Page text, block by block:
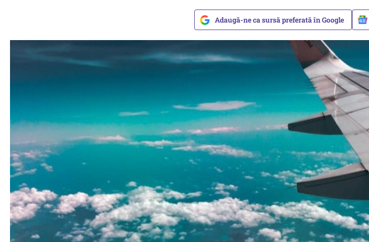
Adaugă-ne ca sursă preferată în Google